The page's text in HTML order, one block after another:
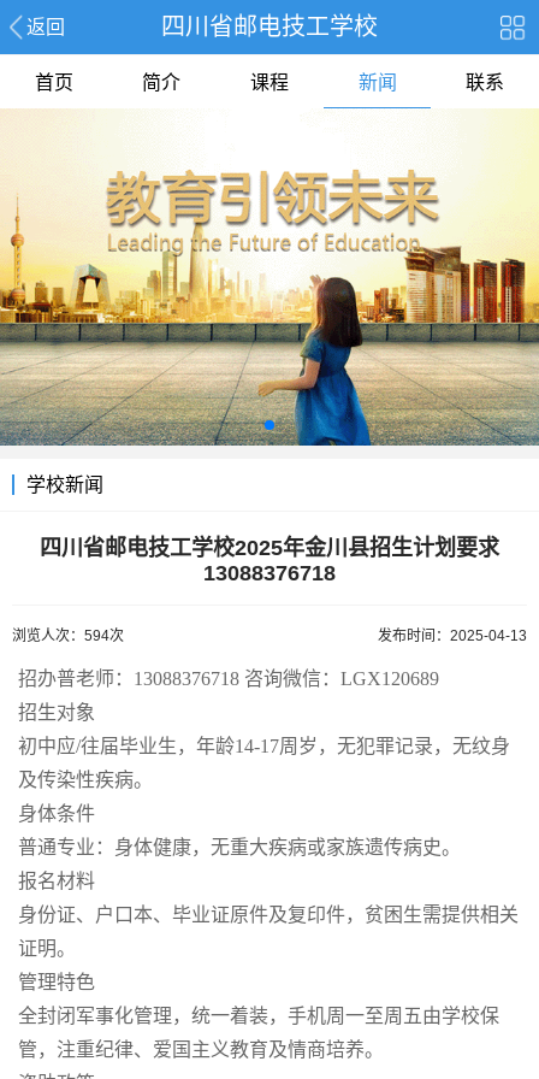
返回 四川省邮电技工学校
首页 简介 课程 新闻 联系
学校新闻
四川省邮电技工学校2025年金川县招生计划要求
13088376718
浏览人次：594次 发布时间：2025-04-13
招办普老师：13088376718 咨询微信：LGX120689
招生对象
初中应/往届毕业生，年龄14-17周岁，无犯罪记录，无纹身
及传染性疾病。
身体条件
普通专业：身体健康，无重大疾病或家族遗传病史。
报名材料
身份证、户口本、毕业证原件及复印件，贫困生需提供相关
证明。
管理特色
全封闭军事化管理，统一着装，手机周一至周五由学校保
管，注重纪律、爱国主义教育及情商培养。